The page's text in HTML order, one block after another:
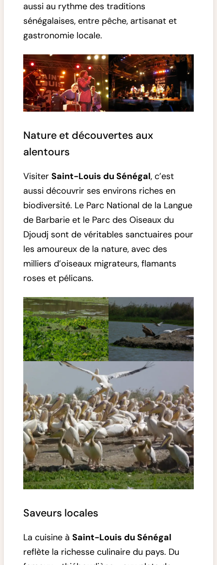
aussi au rythme des traditions
sénégalaises, entre pêche, artisanat et
gastronomie locale.
Nature et découvertes aux
alentours
Visiter Saint-Louis du Sénégal, c’est
aussi découvrir ses environs riches en
biodiversité. Le Parc National de la Langue
de Barbarie et le Parc des Oiseaux du
Djoudj sont de véritables sanctuaires pour
les amoureux de la nature, avec des
milliers d’oiseaux migrateurs, flamants
roses et pélicans.
Saveurs locales
La cuisine à Saint-Louis du Sénégal
reflète la richesse culinaire du pays. Du